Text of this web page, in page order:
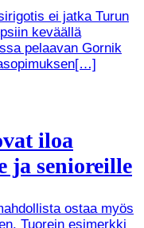
ei jatka Turun
keväällä
pelaavan Gornik
iloa
ja senioreille
ostaa myös
Tuorein esimerkki